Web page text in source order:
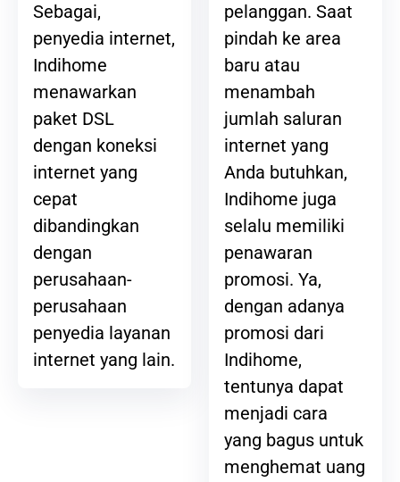
Sebagai,
penyedia internet,
Indihome
menawarkan
paket DSL
dengan koneksi
internet yang
cepat
dibandingkan
dengan
perusahaan-
perusahaan
penyedia layanan
internet yang lain.
pelanggan. Saat
pindah ke area
baru atau
menambah
jumlah saluran
internet yang
Anda butuhkan,
Indihome juga
selalu memiliki
penawaran
promosi. Ya,
dengan adanya
promosi dari
Indihome,
tentunya dapat
menjadi cara
yang bagus untuk
menghemat uang